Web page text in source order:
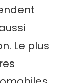
Le plus